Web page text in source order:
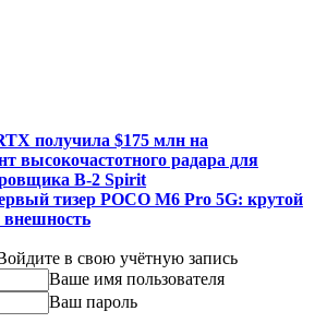
получила $175 млн на
высокочастотного радара для
B-2 Spirit
тизер POCO M6 Pro 5G: крутой
в свою учётную запись
Ваше имя пользователя
Ваш пароль